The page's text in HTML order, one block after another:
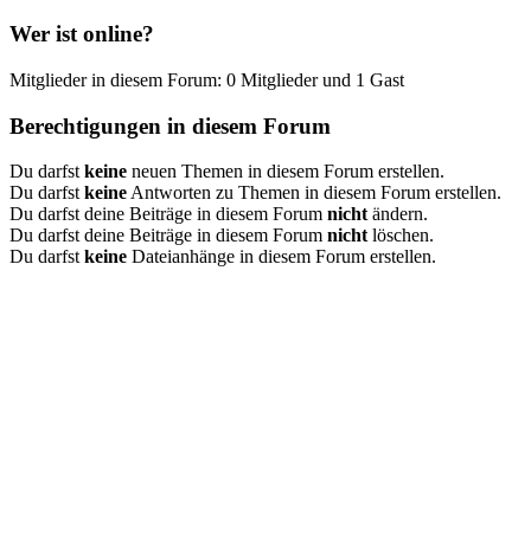
Wer ist online?
Mitglieder in diesem Forum: 0 Mitglieder und 1 Gast
Berechtigungen in diesem Forum
Du darfst keine neuen Themen in diesem Forum erstellen.
Du darfst keine Antworten zu Themen in diesem Forum erstellen.
Du darfst deine Beiträge in diesem Forum nicht ändern.
Du darfst deine Beiträge in diesem Forum nicht löschen.
Du darfst keine Dateianhänge in diesem Forum erstellen.